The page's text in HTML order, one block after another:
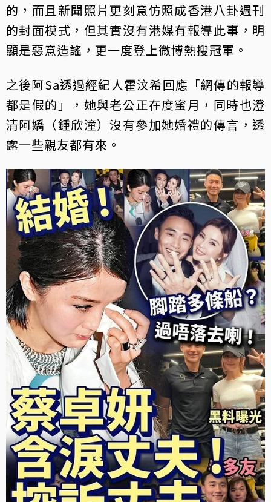
的，而且新聞照片更刻意仿照成香港八卦週刊
的封面模式，但其實沒有港媒有報導此事，明
顯是惡意造謠，更一度登上微博熱搜冠軍。
之後阿Sa透過經紀人霍汶希回應「網傳的報導
都是假的」，她與老公正在度蜜月，同時也澄
清阿嬌（鍾欣潼）沒有參加她婚禮的傳言，透
露一些親友都有來。